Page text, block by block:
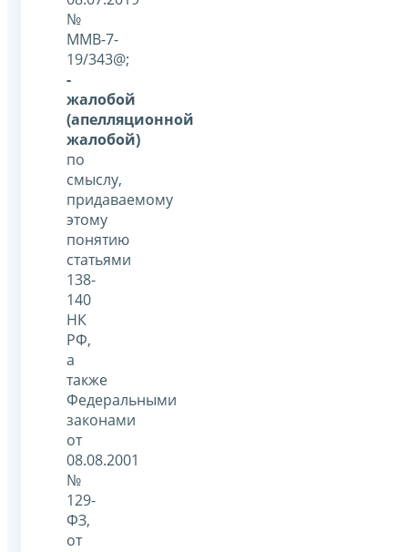
№
ММВ-7-
19/343@;
-
жалобой
(апелляционной
жалобой)
по
смыслу,
придаваемому
этому
понятию
статьями
138-
140
НК
РФ,
а
также
Федеральными
законами
от
08.08.2001
№
129-
ФЗ,
от